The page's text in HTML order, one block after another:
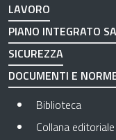
LAVORO
PIANO INTEGRATO
SICUREZZA
DOCUMENTI E
Biblioteca
Collana